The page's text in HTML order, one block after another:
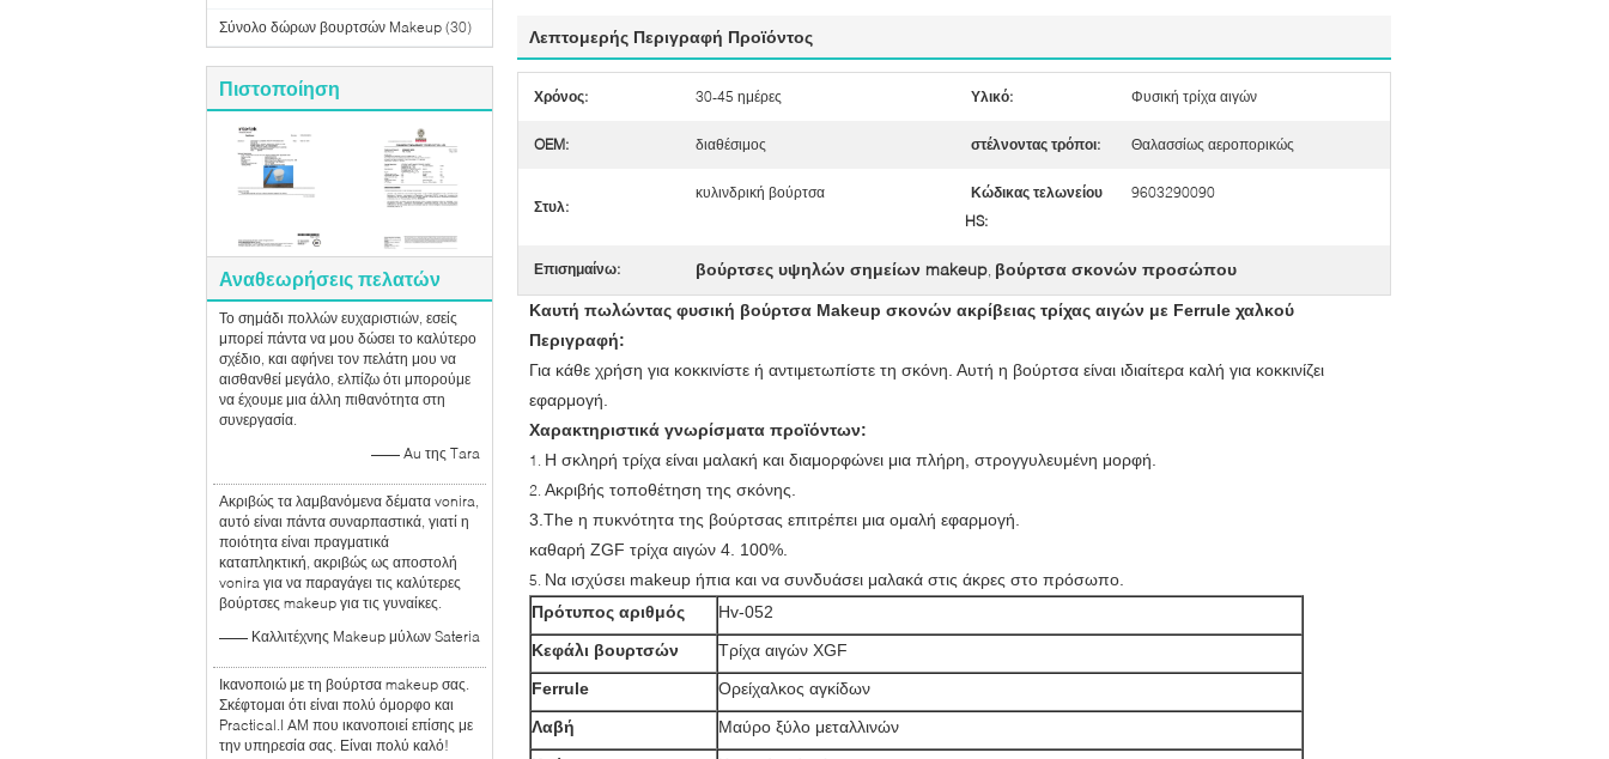
Σύνολο δώρων βουρτσών Makeup (30)
Πιστοποίηση
Αναθεωρήσεις πελατών
Το σημάδι πολλών ευχαριστιών, εσείς
μπορεί πάντα να μου δώσει το καλύτερο
σχέδιο, και αφήνει τον πελάτη μου να
αισθανθεί μεγάλο, ελπίζω ότι μπορούμε
να έχουμε μια άλλη πιθανότητα στη
συνεργασία.
—— Au της Tara
Ακριβώς τα λαμβανόμενα δέματα vonira,
αυτό είναι πάντα συναρπαστικά, γιατί η
ποιότητα είναι πραγματικά
καταπληκτική, ακριβώς ως αποστολή
vonira για να παραγάγει τις καλύτερες
βούρτσες makeup για τις γυναίκες.
—— Καλλιτέχνης Makeup μύλων Sateria
Ικανοποιώ με τη βούρτσα makeup σας.
Σκέφτομαι ότι είναι πολύ όμορφο και
Practical.I AM που ικανοποιεί επίσης με
την υπηρεσία σας. Είναι πολύ καλό!
Λεπτομερής Περιγραφή Προϊόντος
Χρόνος: 30-45 ημέρες Υλικό: Φυσική τρίχα αιγών
OEM: διαθέσιμος στέλνοντας τρόποι: Θαλασσίως αεροπορικώς
Στυλ:
κυλινδρική βούρτσα
Κώδικας τελωνείου
HS:
9603290090
Επισημαίνω: βούρτσες υψηλών σημείων makeup, βούρτσα σκονών προσώπου
Καυτή πωλώντας φυσική βούρτσα Makeup σκονών ακρίβειας τρίχας αιγών με Ferrule χαλκού
Περιγραφή:
Για κάθε χρήση για κοκκινίστε ή αντιμετωπίστε τη σκόνη. Αυτή η βούρτσα είναι ιδιαίτερα καλή για κοκκινίζει
εφαρμογή.
Χαρακτηριστικά γνωρίσματα προϊόντων:
1. Η σκληρή τρίχα είναι μαλακή και διαμορφώνει μια πλήρη, στρογγυλευμένη μορφή.
2. Ακριβής τοποθέτηση της σκόνης.
3.The η πυκνότητα της βούρτσας επιτρέπει μια ομαλή εφαρμογή.
καθαρή ZGF τρίχα αιγών 4. 100%.
5. Να ισχύσει makeup ήπια και να συνδυάσει μαλακά στις άκρες στο πρόσωπο.
Πρότυπος αριθμός
Hv-052
Κεφάλι βουρτσών
Τρίχα αιγών XGF
Ferrule
Ορείχαλκος αγκίδων
Λαβή
Μαύρο ξύλο μεταλλινών